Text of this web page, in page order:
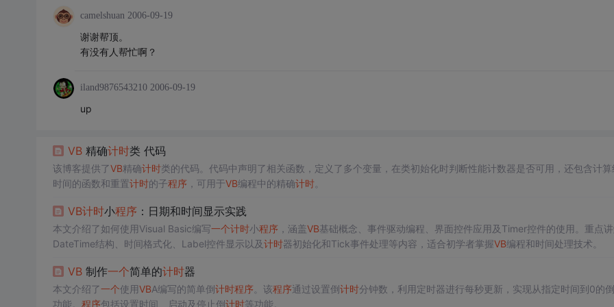
camelshuan 2006-09-19
谢谢帮顶。
有没有人帮忙啊？
iland9876543210 2006-09-19
up
VB精确计时类 代码
该博客提供了VB精确计时类的代码。代码中声明了相关函数，定义了多个变量，在类初始化时判断性能计数器是否可用，还包含计算
时间的函数和重置计时的子程序 ，可用于VB编程中的精确计时。
VB计时小程序：日期和时间显示实践
本文介绍了如何使用Visual Basic编写一个计时小程序 ，涵盖VB基础概念、事件驱动编程、界面控件应用及Timer控件的使用。重点
DateTime结构、时间格式化、Label控件显示以及计时器初始化和Tick事件处理等内容，适合初学者掌握VB编程和时间处理技术。
VB制作一个简单的计时器
本文介绍了一个使用VBA编写的简单倒计时程序 。该程序通过设置倒计时分钟数，利用定时器进行每秒更新，实现从指定时间到0的倒
功能。 程序包括设置时间、启动及停止倒计时等功能。